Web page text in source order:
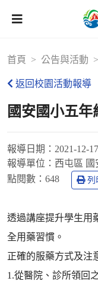
首頁 公告與活動
返回校園活動報導
國安國小五
報導日期： 2021-12-17
報導單位： 西屯區 國
點閱數： 648 列
透過講座提升學生用
全用藥習慣。
正確的服藥方式及注
1.從醫院、診所領回